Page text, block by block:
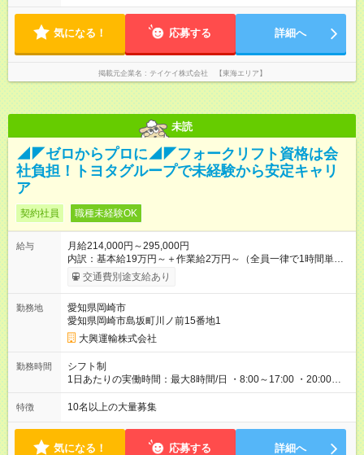
気になる！ 応募する 詳細へ
掲載元企業名 テイケイ株式会社 【東海エリア】
未読
◢◤ゼロからプロに◢◤フォークリフト資格は会
社負担！トヨタグループで未経験から安定キャリ
ア
契約社員 職種未経験OK
給与
月給214,000円～295,000円
内訳：基本給19万円～＋作業給2万円～（全員一律で1時間単位
で支給の手当） 入社時は契約社員としてご就業いただきます。
（試用期間3か月、通常1年後正社員登用） ※上記金額に加え
交通費別途支給あり
勤務地
愛知県岡崎市
愛知県岡崎市島坂町川ノ前15番地1
大興運輸株式会社
勤務時間
シフト制
1日あたりの実働時間：最大8時間/日 ・8:00～17:00 ・20:00～
翌5:00 ※1週間毎のローテーション制の場合あり ※時差出勤有・
夜勤有・残業有 ※22:00～翌5:00…18歳以上
特徴 10名以上の大量募集
気になる！ 応募する 詳細へ